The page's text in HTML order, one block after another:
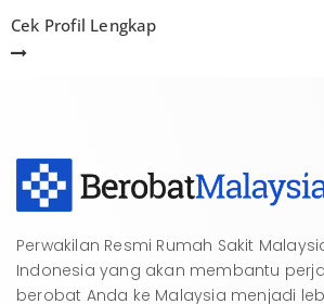
Cek Profil Lengkap
Perwakilan Resmi Rumah Sakit
Indonesia yang akan membantu
berobat Anda ke Malaysia menjadi